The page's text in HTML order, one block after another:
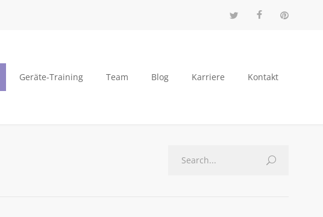
Geräte-Training Team Blog Karriere Kontakt